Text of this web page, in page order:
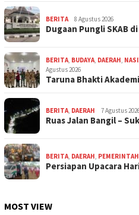
BERITA 8 Agustus 2026
Dugaan Pungli SKAB
BERITA BUDAYA DAERAH
Agustus 2026
Taruna Bhakti
BERITA DAERAH 7 Agustus
Ruas Jalan Bangil –
BERITA DAERAH PEMERINTAH
Persiapan Upacara
MOST VIEW